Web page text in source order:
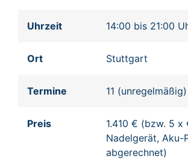
Uhrzeit 14:00 bis 21:00
Ort Stuttgart
Termine 11
Preis
1.410 € (bzw. 5
Nadelgerät,
abgerechnet)